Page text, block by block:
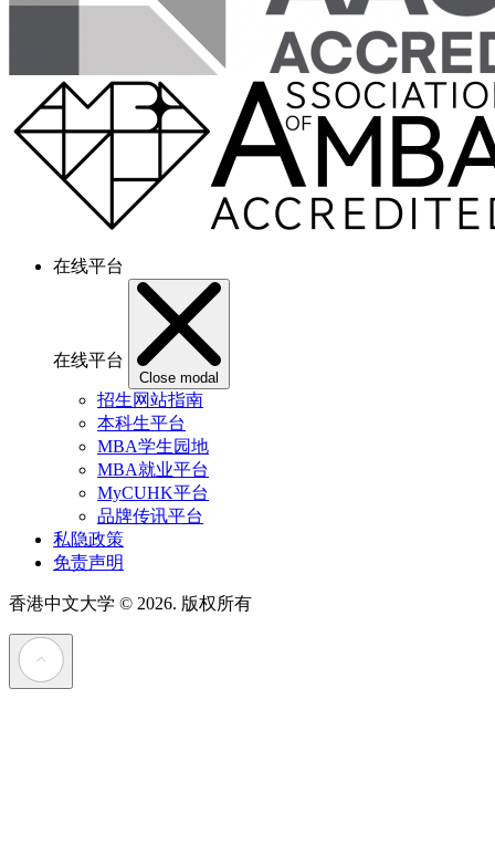
在线平台
在线平台
Close modal
招生网站指南
本科生平台
MBA学生园地
MBA就业平台
MyCUHK平台
品牌传讯平台
私隐政策
免责声明
香港中文大学 © 2026. 版权所有